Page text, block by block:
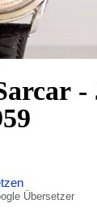
-
Übersetzer